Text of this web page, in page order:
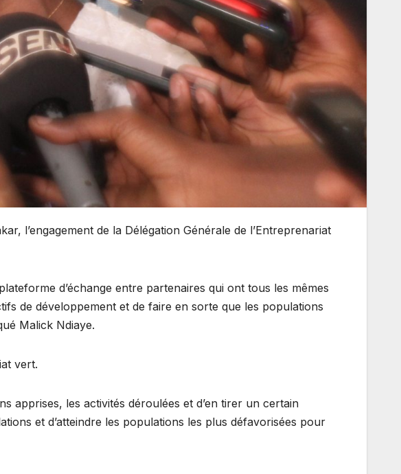
l’engagement de la Délégation Générale de l’Entreprenariat
d’échange entre partenaires qui ont tous les mêmes
de développement et de faire en sorte que les populations
Malick Ndiaye.
vert.
apprises, les activités déroulées et d’en tirer un certain
et d’atteindre les populations les plus défavorisées pour